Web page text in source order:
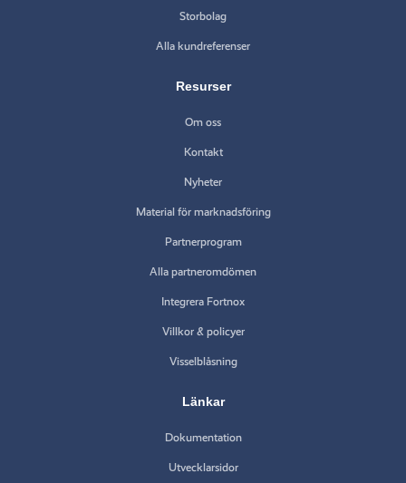
Storbolag
Alla kundreferenser
Resurser
Om oss
Kontakt
Nyheter
Material för marknadsföring
Partnerprogram
Alla partneromdömen
Integrera Fortnox
Villkor & policyer
Visselblåsning
Länkar
Dokumentation
Utvecklarsidor